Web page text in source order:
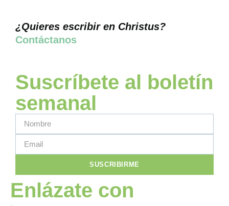
¿Quieres escribir en Christus?
Contáctanos
Suscríbete al boletín
semanal
SUSCRIBIRME
Enlázate con